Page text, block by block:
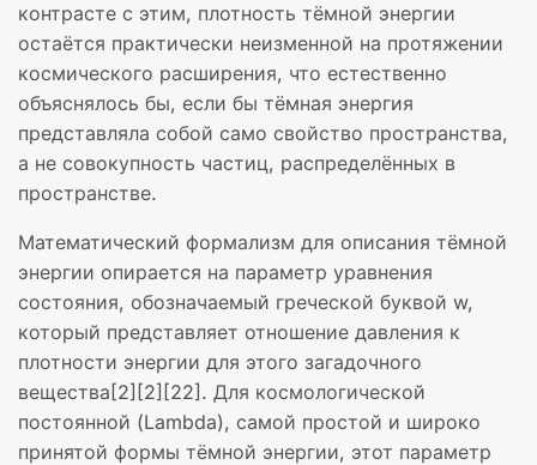
контрасте с этим, плотность тёмной энергии
остаётся практически неизменной на протяжении
космического расширения, что естественно
объяснялось бы, если бы тёмная энергия
представляла собой само свойство пространства,
а не совокупность частиц, распределённых в
пространстве.
Математический формализм для описания тёмной
энергии опирается на параметр уравнения
состояния, обозначаемый греческой буквой w,
который представляет отношение давления к
плотности энергии для этого загадочного
вещества[2][2][22]. Для космологической
постоянной (Lambda), самой простой и широко
принятой формы тёмной энергии, этот параметр